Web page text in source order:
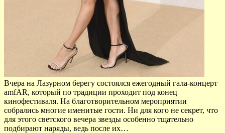
Вчера на Лазурном берегу состоялся ежегодный гала-концерт
amfAR, который по традиции проходит под конец
кинофестиваля. На благотворительном мероприятии
собрались многие именитые гости. Ни для кого не секрет, что
для этого светского вечера звезды особенно тщательно
подбирают наряды, ведь после их…